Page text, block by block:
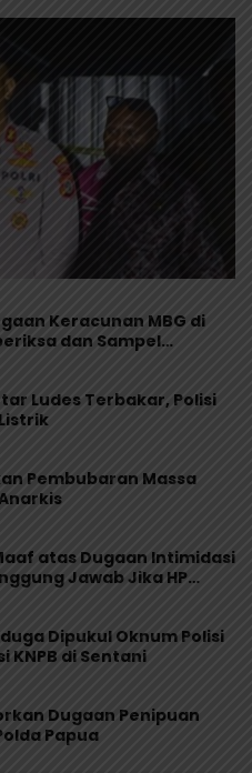
Keracunan MBG di
dan Sampel
Ludes Terbakar, Polisi
Pembubaran Massa
atas Dugaan Intimidasi
Jawab Jika HP
Dipukul Oknum Polisi
KNPB di Sentani
Dugaan Penipuan
Papua